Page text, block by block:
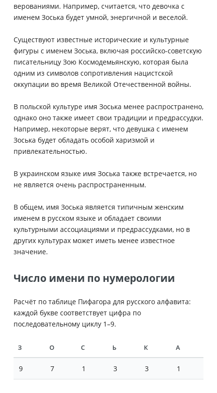
верованиями. Например, считается, что девочка с
именем Зоська будет умной, энергичной и веселой.
Существуют известные исторические и культурные
фигуры с именем Зоська, включая российско-советскую
писательницу Зою Космодемьянскую, которая была
одним из символов сопротивления нацистской
оккупации во время Великой Отечественной войны.
В польской культуре имя Зоська менее распространено,
однако оно также имеет свои традиции и предрассудки.
Например, некоторые верят, что девушка с именем
Зоська будет обладать особой харизмой и
привлекательностью.
В украинском языке имя Зоська также встречается, но
не является очень распространенным.
В общем, имя Зоська является типичным женским
именем в русском языке и обладает своими
культурными ассоциациями и предрассудками, но в
других культурах может иметь менее известное
значение.
Число имени по нумерологии
Расчёт по таблице Пифагора для русского алфавита:
каждой букве соответствует цифра по
последовательному циклу 1–9.
З О С Ь К А
9 7 1 3 3 1